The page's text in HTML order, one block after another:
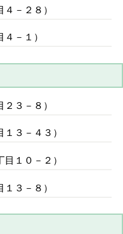
－２８）
－１）
３－８）
３－４３）
１０－２）
３－８）